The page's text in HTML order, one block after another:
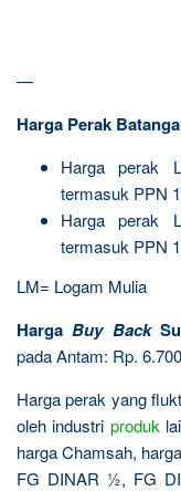
—
Harga Perak
Harga perak
termasuk PPN
Harga perak
termasuk PPN
LM= Logam Mulia
HargaBuy Back
pada Antam: Rp.
Harga perak yang
oleh industri produk
harga Chamsah,
FG DINAR ½, FG